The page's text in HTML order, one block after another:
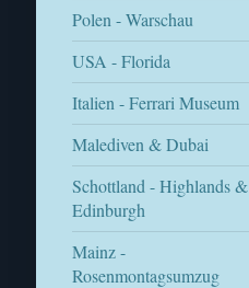
Polen - Warschau
USA - Florida
Italien - Ferrari Museum
Malediven & Dubai
Schottland - Highlands &
Edinburgh
Mainz -
Rosenmontagsumzug